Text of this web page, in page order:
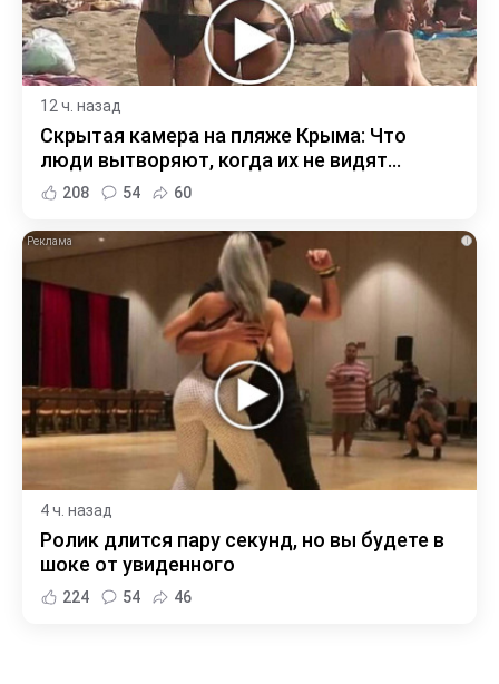
12 ч. назад
Скрытая камера на пляже Крыма: Что
люди вытворяют, когда их не видят...
208 54 60
i
4 ч. назад
Ролик длится пару секунд, но вы будете в
шоке от увиденного
224 54 46